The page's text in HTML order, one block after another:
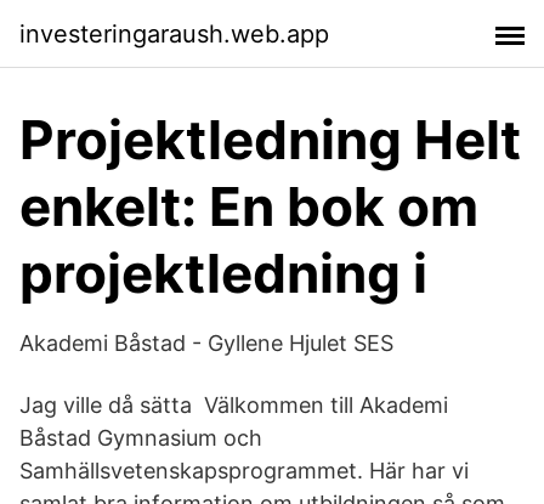
investeringaraush.web.app
Projektledning Helt
enkelt: En bok om
projektledning i
Akademi Båstad - Gyllene Hjulet SES
Jag ville då sätta Välkommen till Akademi
Båstad Gymnasium och
Samhällsvetenskapsprogrammet. Här har vi